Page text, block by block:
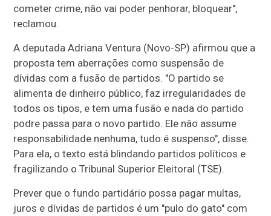
cometer crime, não vai poder penhorar, bloquear",
reclamou.
A deputada Adriana Ventura (Novo-SP) afirmou que a
proposta tem aberrações como suspensão de
dívidas com a fusão de partidos. "O partido se
alimenta de dinheiro público, faz irregularidades de
todos os tipos, e tem uma fusão e nada do partido
podre passa para o novo partido. Ele não assume
responsabilidade nenhuma, tudo é suspenso", disse.
Para ela, o texto está blindando partidos políticos e
fragilizando o Tribunal Superior Eleitoral (TSE).
Prever que o fundo partidário possa pagar multas,
juros e dívidas de partidos é um "pulo do gato" com